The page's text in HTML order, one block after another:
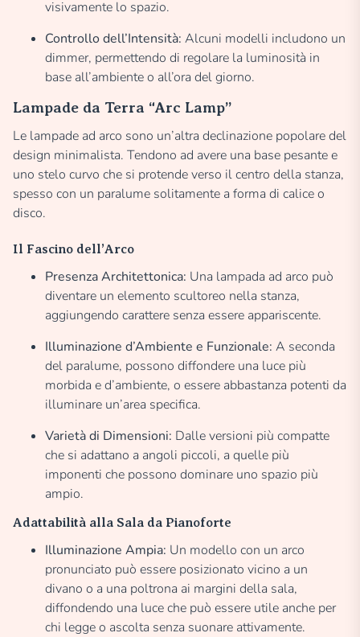
visivamente lo spazio.
Controllo dell’Intensità: Alcuni modelli includono un
dimmer, permettendo di regolare la luminosità in
base all’ambiente o all’ora del giorno.
Lampade da Terra “Arc Lamp”
Le lampade ad arco sono un’altra declinazione popolare del
design minimalista. Tendono ad avere una base pesante e
uno stelo curvo che si protende verso il centro della stanza,
spesso con un paralume solitamente a forma di calice o
disco.
Il Fascino dell’Arco
Presenza Architettonica: Una lampada ad arco può
diventare un elemento scultoreo nella stanza,
aggiungendo carattere senza essere appariscente.
Illuminazione d’Ambiente e Funzionale: A seconda
del paralume, possono diffondere una luce più
morbida e d’ambiente, o essere abbastanza potenti da
illuminare un’area specifica.
Varietà di Dimensioni: Dalle versioni più compatte
che si adattano a angoli piccoli, a quelle più
imponenti che possono dominare uno spazio più
ampio.
Adattabilità alla Sala da Pianoforte
Illuminazione Ampia: Un modello con un arco
pronunciato può essere posizionato vicino a un
divano o a una poltrona ai margini della sala,
diffondendo una luce che può essere utile anche per
chi legge o ascolta senza suonare attivamente.